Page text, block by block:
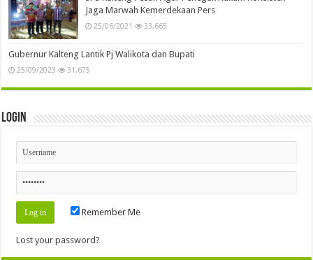
Jaga Marwah Kemerdekaan Pers
25/06/2021 33,665
Gubernur Kalteng Lantik Pj Walikota dan Bupati
25/09/2023 31,675
Login
Remember Me
Lost your password?